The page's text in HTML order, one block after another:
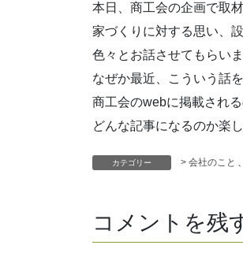
本日、商工会の企画で取
家づくりに対する思い、
色々とお話させてもらいま
なぜか最近、こういう話
商工会のwebに掲載され
どんな記事になるのか楽し
カテゴリー > 会社のこと 、
コメントを残